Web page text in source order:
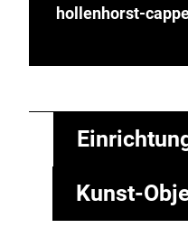
hollenhorst-
Kunst-